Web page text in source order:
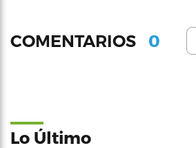
COMENTARIOS 0
Lo Último